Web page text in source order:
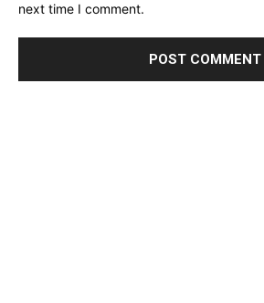
next time I comment.